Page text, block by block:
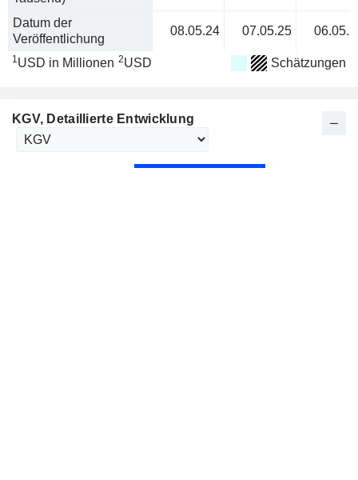
Datum der
Veröffentlichung
08.05.24 07.05.25
1USD in Millionen 2USD Schätzungen
KGV, Detaillierte Entwicklung